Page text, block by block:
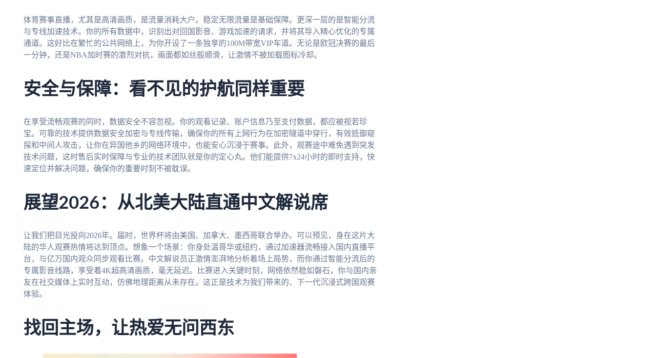
体育赛事直播，尤其是高清画质，是流量消耗大户。稳定无限流量是基础保障。更深一层的是智能分流
与专线加速技术。你的所有数据中，识别出对回国影音、游戏加速的请求，并将其导入精心优化的专属
通道。这好比在繁忙的公共网络上，为你开设了一条独享的100M带宽VIP车道。无论是欧冠决赛的最后
一分钟，还是NBA加时赛的激烈对抗，画面都如丝般顺滑，让激情不被加载图标冷却。
安全与保障：看不见的护航同样重要
在享受流畅观赛的同时，数据安全不容忽视。你的观看记录、账户信息乃至支付数据，都应被视若珍
宝。可靠的技术提供数据安全加密与专线传输，确保你的所有上网行为在加密隧道中穿行，有效抵御窥
探和中间人攻击，让你在异国他乡的网络环境中，也能安心沉浸于赛事。此外，观赛途中难免遇到突发
技术问题，这时售后实时保障与专业的技术团队就是你的定心丸。他们能提供7x24小时的即时支持，快
速定位并解决问题，确保你的重要时刻不被耽误。
展望2026：从北美大陆直通中文解说席
让我们把目光投向2026年。届时，世界杯将由美国、加拿大、墨西哥联合举办。可以预见，身在这片大
陆的华人观赛热情将达到顶点。想象一个场景：你身处温哥华或纽约，通过加速器流畅接入国内直播平
台，与亿万国内观众同步观看比赛。中文解说员正激情澎湃地分析着场上局势，而你通过智能分流后的
专属影音线路，享受着4K超高清画质，毫无延迟。比赛进入关键时刻，网络依然稳如磐石，你与国内亲
友在社交媒体上实时互动，仿佛地理距离从未存在。这正是技术为我们带来的、下一代沉浸式跨国观赛
体验。
找回主场，让热爱无问西东